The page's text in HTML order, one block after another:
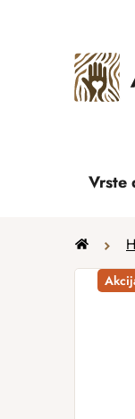
Vrste
Home